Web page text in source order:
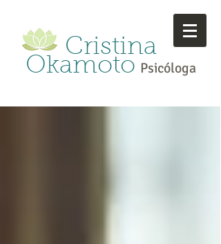
Cristina
Okamoto Psicóloga